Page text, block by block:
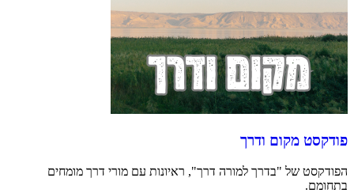
פודקסט מקום ודרך
הפודקסט של "בדרך למורה דרך", ראיונות עם מורי דרך מומחים
בתחומם.